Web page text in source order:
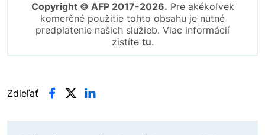
Copyright © AFP 2017-2026. Pre akékoľvek
komerčné použitie tohto obsahu je nutné
predplatenie našich služieb. Viac informácií
zistíte tu.
Zdieľať